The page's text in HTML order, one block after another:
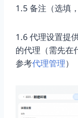
1.5 备注（选填
1.6 代理设置提
的代理（需先在
参考代理管理）